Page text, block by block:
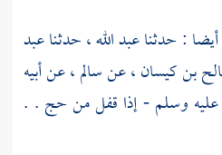
: حدثناعبد الله، حدثناعبد
بن كيسان، عنسالم، عن أبيه
عليه وسلم - إذا قفل من حج . .